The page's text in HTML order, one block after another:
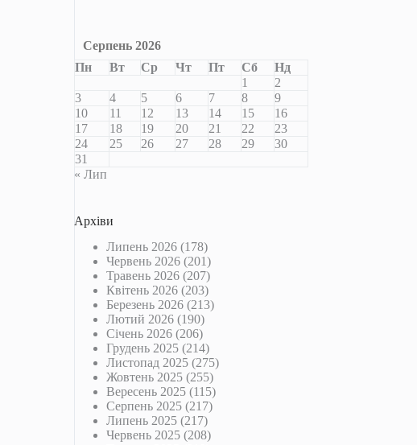
Серпень 2026
Пн
Вт Ср Чт Пт Сб
Нд
1
2
3
4 5 6 7 8
9
10
11 12 13 14 15
16
17
18 19 20 21 22
23
24
25 26 27 28 29
30
31
« Лип
Архіви
Липень 2026 (178)
Червень 2026 (201)
Травень 2026 (207)
Квітень 2026 (203)
Березень 2026 (213)
Лютий 2026 (190)
Січень 2026 (206)
Грудень 2025 (214)
Листопад 2025 (275)
Жовтень 2025 (255)
Вересень 2025 (115)
Серпень 2025 (217)
Липень 2025 (217)
Червень 2025 (208)